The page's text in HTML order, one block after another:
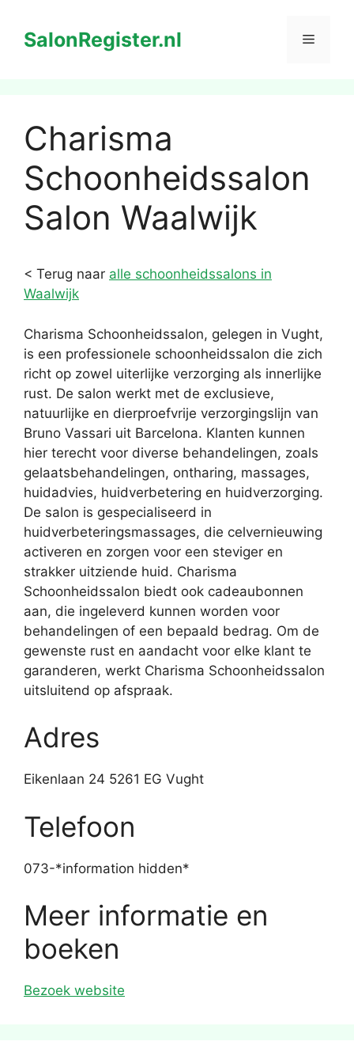
naarSalonRegister.nl Menu
Charisma
Schoonheidssalon
Salon Waalwijk
< Terug naar alle schoonheidssalons in
Waalwijk
Charisma Schoonheidssalon, gelegen in Vught,
is een professionele schoonheidssalon die zich
richt op zowel uiterlijke verzorging als innerlijke
rust. De salon werkt met de exclusieve,
natuurlijke en dierproefvrije verzorgingslijn van
Bruno Vassari uit Barcelona. Klanten kunnen
hier terecht voor diverse behandelingen, zoals
gelaatsbehandelingen, ontharing, massages,
huidadvies, huidverbetering en huidverzorging.
De salon is gespecialiseerd in
huidverbeteringsmassages, die celvernieuwing
activeren en zorgen voor een steviger en
strakker uitziende huid. Charisma
Schoonheidssalon biedt ook cadeaubonnen
aan, die ingeleverd kunnen worden voor
behandelingen of een bepaald bedrag. Om de
gewenste rust en aandacht voor elke klant te
garanderen, werkt Charisma Schoonheidssalon
uitsluitend op afspraak.
Adres
Eikenlaan 24 5261 EG Vught
Telefoon
073-*information hidden*
Meer informatie en
boeken
Bezoek website